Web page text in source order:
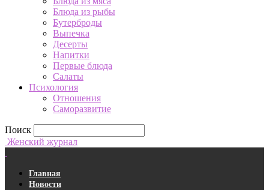
Блюда из рыбы
Бутерброды
Выпечка
Десерты
Напитки
Первые блюда
Салаты
Психология
Отношения
Саморазвитие
Поиск
Женский журнал
Главная
Новости